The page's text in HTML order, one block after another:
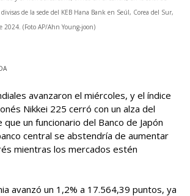
de la sede del KEB Hana Bank en Seúl, Corea del Sur,
2024. (Foto AP/Ahn Young-joon)
avanzaron el miércoles, y el índice
Nikkei 225 cerró con un alza del
un funcionario del Banco de Japón
central se abstendría de aumentar
mientras los mercados estén
avanzó un 1,2% a 17.564,39 puntos, ya